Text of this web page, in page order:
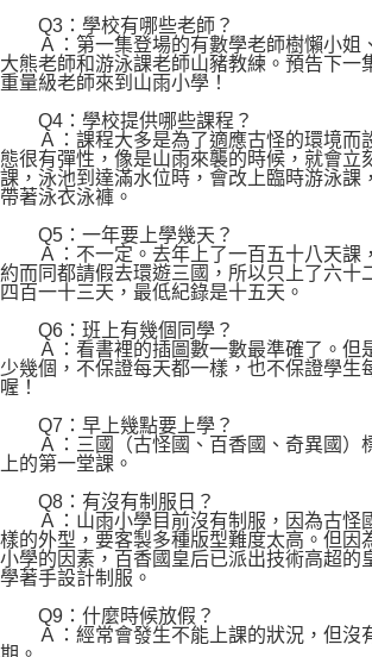
Q3：學校有哪些老師？
Ａ：第一集登場的有數學老師樹懶小姐
大熊老師和游泳課老師山豬教練。預告下一
重量級老師來到山雨小學！
Q4：學校提供哪些課程？
Ａ：課程大多是為了適應古怪的環境而
態很有彈性，像是山雨來襲的時候，就會立
課，泳池到達滿水位時，會改上臨時游泳課
帶著泳衣泳褲。
Q5：一年要上學幾天？
Ａ：不一定。去年上了一百五十八天課
約而同都請假去環遊三國，所以只上了六十
四百一十三天，最低紀錄是十五天。
Q6：班上有幾個同學？
Ａ：看書裡的插圖數一數最準確了。但
少幾個，不保證每天都一樣，也不保證學生
喔！
Q7：早上幾點要上學？
Ａ：三國（古怪國、百香國、奇異國）
上的第一堂課。
Q8：有沒有制服日？
Ａ：山雨小學目前沒有制服，因為古怪
樣的外型，要客製多種版型難度太高。但因
小學的因素，百香國皇后已派出技術高超的
學著手設計制服。
Q9：什麼時候放假？
Ａ：經常會發生不能上課的狀況，但沒